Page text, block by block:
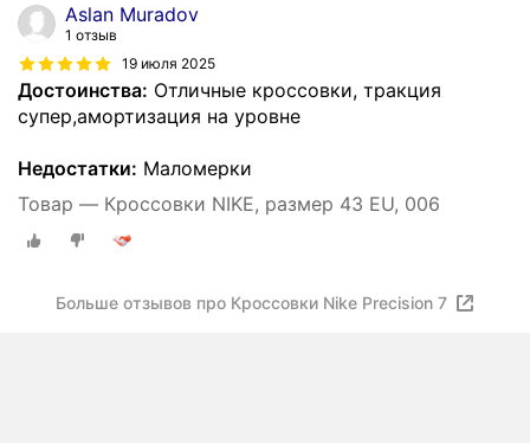
Aslan Muradov
1 отзыв
19 июля 2025
Достоинства: Отличные кроссовки, тракция
супер,амортизация на уровне
Недостатки: Маломерки
Товар — Кроссовки NIKE, размер 43 EU, 006
Больше отзывов про Кроссовки Nike Precision 7